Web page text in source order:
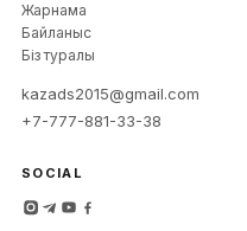
Жарнама
Байланыс
Біз туралы
kazads2015@gmail.com
+7-777-881-33-38
SOCIAL